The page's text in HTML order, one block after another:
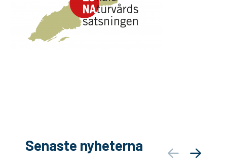
Senaste nyheterna